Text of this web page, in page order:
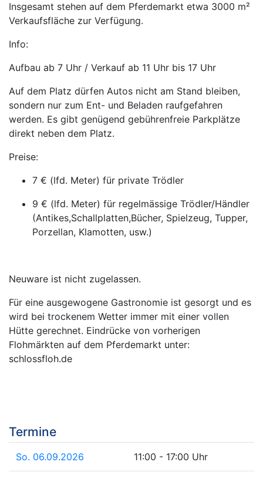
Insgesamt stehen auf dem Pferdemarkt etwa 3000 m²
Verkaufsfläche zur Verfügung.
Info:
Aufbau ab 7 Uhr / Verkauf ab 11 Uhr bis 17 Uhr
Auf dem Platz dürfen Autos nicht am Stand bleiben,
sondern nur zum Ent- und Beladen raufgefahren
werden. Es gibt genügend gebührenfreie Parkplätze
direkt neben dem Platz.
Preise:
7 € (lfd. Meter) für private Trödler
9 € (lfd. Meter) für regelmässige Trödler/Händler
(Antikes,Schallplatten,Bücher, Spielzeug, Tupper,
Porzellan, Klamotten, usw.)
Neuware ist nicht zugelassen.
Für eine ausgewogene Gastronomie ist gesorgt und es
wird bei trockenem Wetter immer mit einer vollen
Hütte gerechnet. Eindrücke von vorherigen
Flohmärkten auf dem Pferdemarkt unter:
schlossfloh.de
Termine
So. 06.09.2026 11:00 - 17:00 Uhr